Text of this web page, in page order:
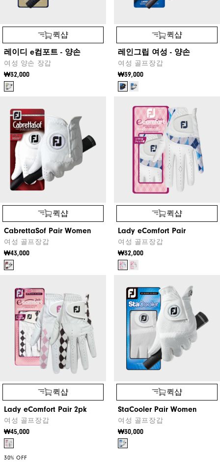
퀵샵
레이디 e컴포트 - 양손
여성 양손 장갑
₩32,000
퀵샵
레인그립 여성 - 양손
여성 골프장갑
₩39,000
퀵샵
CabrettaSof Pair Women
여성 골프장갑
₩43,000
퀵샵
Lady eComfort Pair
여성 골프장갑
₩32,000
퀵샵
Lady eComfort Pair 2pk
여성 골프장갑
₩45,000
30% OFF
퀵샵
StaCooler Pair Women
여성 골프장갑
₩30,000